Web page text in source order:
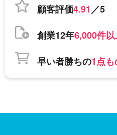
顧客評価4.91／5
創業12年6,000件
早い者勝ちの1点も